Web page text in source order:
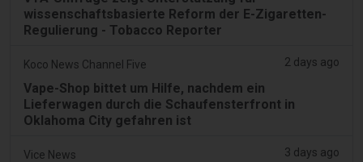
wissenschaftsbasierte Reform der E-Zigaretten-
Regulierung - Tobacco Reporter
Koco News Channel Five 2 days ago
Vape-Shop bittet um Hilfe, nachdem ein
Lieferwagen durch die Schaufensterfront in
Oklahoma City gefahren ist
Vice News 3 days ago